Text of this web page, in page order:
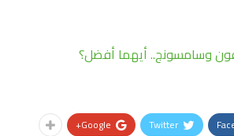
وسامسونج.. أيهما أفضل؟
Twitter
Google+